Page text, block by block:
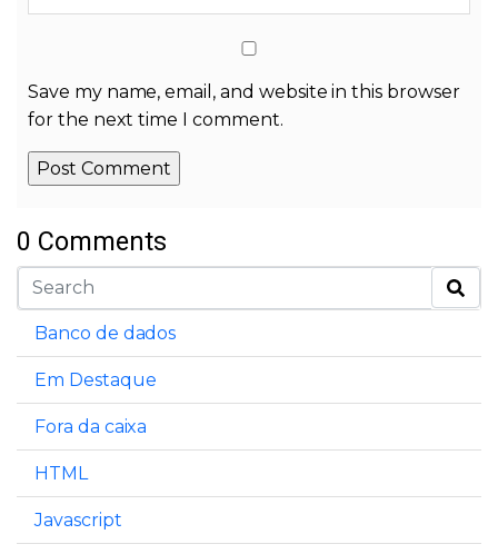
Save my name, email, and website in this browser
for the next time I comment.
Alternative:
0 Comments
Banco de dados
Em Destaque
Fora da caixa
HTML
Javascript